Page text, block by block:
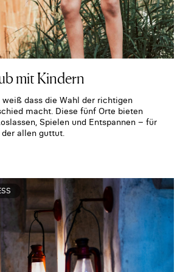
mit Kindern
dass die Wahl der richtigen
macht. Diese fünf Orte bieten
Spielen und Entspannen – für
allen guttut.